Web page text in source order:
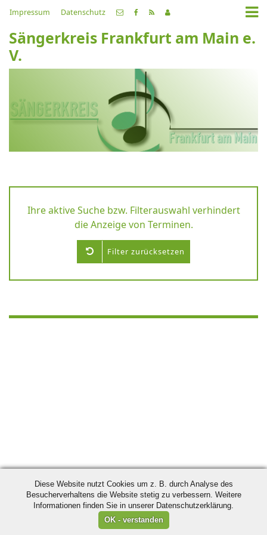
Impressum Datenschutz
Sängerkreis Frankfurt am Main e.
V.
Ihre aktive Suche bzw. Filterauswahl verhindert
die Anzeige von Terminen.
Filter zurücksetzen
Diese Website nutzt Cookies um z. B. durch Analyse des
Besucherverhaltens die Website stetig zu verbessern. Weitere
Informationen finden Sie in unserer Datenschutzerklärung.